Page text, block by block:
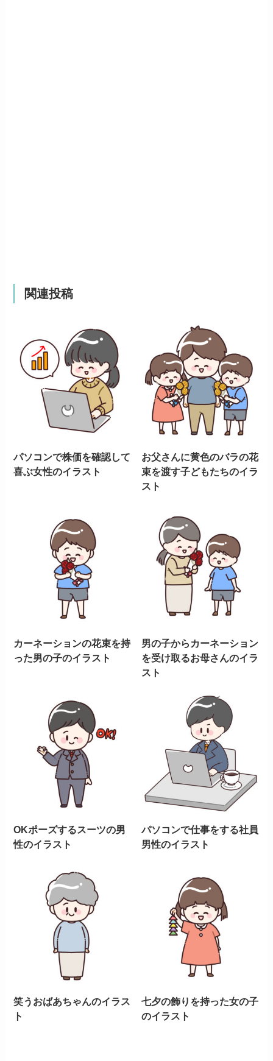
関連投稿
パソコンで株価を確認して
喜ぶ女性のイラスト
お父さんに黄色のバラの花
束を渡す子どもたちのイラ
スト
カーネーションの花束を持
った男の子のイラスト
男の子からカーネーション
を受け取るお母さんのイラ
スト
OKポーズするスーツの男
性のイラスト
パソコンで仕事をする社員
男性のイラスト
笑うおばあちゃんのイラス
ト
七夕の飾りを持った女の子
のイラスト